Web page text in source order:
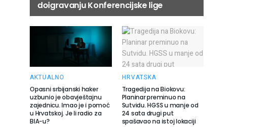
doigravanju Konferencijske lige
AKTUALNO
Opasni srbijanski haker
uzbunio je obavještajnu
zajednicu. Imao je i pomoć
u Hrvatskoj. Je li radio za
BIA-u?
HRVATSKA
Tragedija na Biokovu:
Planinar preminuo na
Sutvidu. HGSS u manje od
24 sata drugi put
spašavao na istoj lokaciji